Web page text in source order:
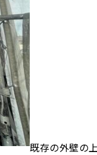
既存の外壁の